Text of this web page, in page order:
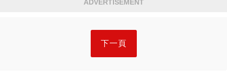
ADVERTISEMENT
下一頁